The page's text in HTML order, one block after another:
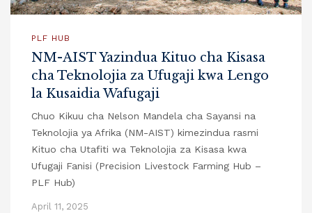
PLF HUB
NM-AIST Yazindua Kituo cha Kisasa
cha Teknolojia za Ufugaji kwa Lengo
la Kusaidia Wafugaji
Chuo Kikuu cha Nelson Mandela cha Sayansi na
Teknolojia ya Afrika (NM-AIST) kimezindua rasmi
Kituo cha Utafiti wa Teknolojia za Kisasa kwa
Ufugaji Fanisi (Precision Livestock Farming Hub –
PLF Hub)
April 11, 2025